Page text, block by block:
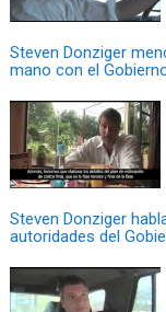
Steven Donziger
mano con el
Steven Donziger
autoridades del